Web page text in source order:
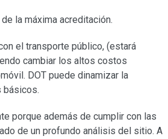
la máxima acreditación.
el transporte público, (estará
cambiar los altos costos
DOT puede dinamizar la
básicos.
porque además de cumplir con las
de un profundo análisis del sitio. A